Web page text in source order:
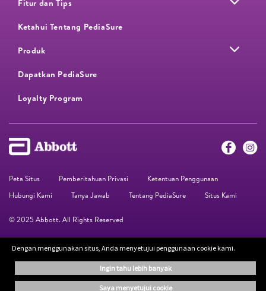
Fitur dan Tips
Ketahui Tentang PediaSure
Produk
Dapatkan PediaSure
Loyalty Program​
Peta Situs Pemberitahuan Privasi
Ketentuan Penggunaan
Hubungi Kami
Tanya Jawab Tentang PediaSure Situs Kami
© 2025 Abbott. All Rights Reserved
edukasi. Informasi yang diberikan bukan pengganti saran dari profesional.
Disarankan untuk selalu konsultasikan dengan tenaga kesehatan Anda untuk
mendapatkan saran lebih lanjut.
Dengan menggunakan situs, Anda menyetujui penggunaan cookie kami.
ingin tahu lebih banyak
saya menyetujui cookie